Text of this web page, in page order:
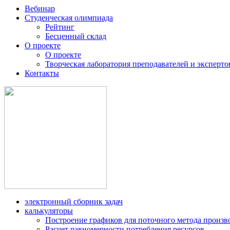
Вебинар
Студенческая олимпиада
Рейтинг
Бесценный склад
О проекте
О проекте
Творческая лаборатория преподавателей и
Контакты
электронный сборник задач
калькуляторы
Построение графиков для поточного метода